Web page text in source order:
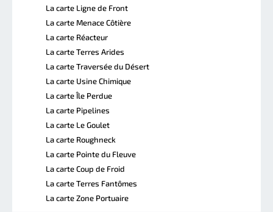
La carte Ligne de Front
La carte Menace Côtière
La carte Réacteur
La carte Terres Arides
La carte Traversée du Désert
La carte Usine Chimique
La carte Île Perdue
La carte Pipelines
La carte Le Goulet
La carte Roughneck
La carte Pointe du Fleuve
La carte Coup de Froid
La carte Terres Fantômes
La carte Zone Portuaire